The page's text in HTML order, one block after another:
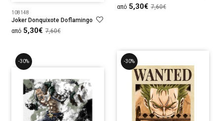
108148
Joker Donquixote Doflamingo
από 5,30€ 7,60€
από 5,30€ 7,60€
-30% -30%